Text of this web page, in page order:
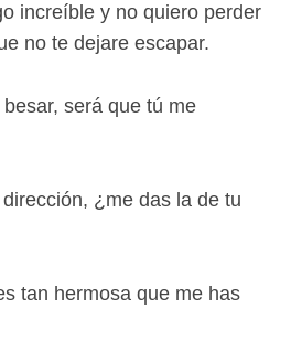
increíble y no quiero perder
no te dejare escapar.
será que tú me
¿me das la de tu
tan hermosa que me has